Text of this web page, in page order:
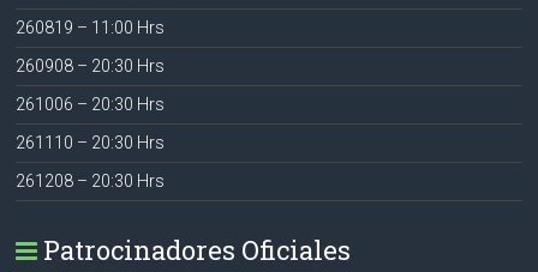
260819 – 11:00 Hrs
260908 – 20:30 Hrs
261006 – 20:30 Hrs
261110 – 20:30 Hrs
261208 – 20:30 Hrs
Patrocinadores Oficiales